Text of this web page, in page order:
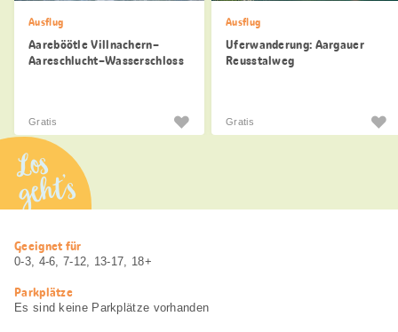
Ausflug
Aareböötle Villnachern–
Aareschlucht–Wasserschloss
Gratis
Ausflug
Uferwanderung: Aargauer
Reusstalweg
Gratis
Los
geht’s
Nützliche
Informationen
Geeignet für
0-3, 4-6, 7-12, 13-17, 18+
Parkplätze
Es sind keine Parkplätze vorhanden